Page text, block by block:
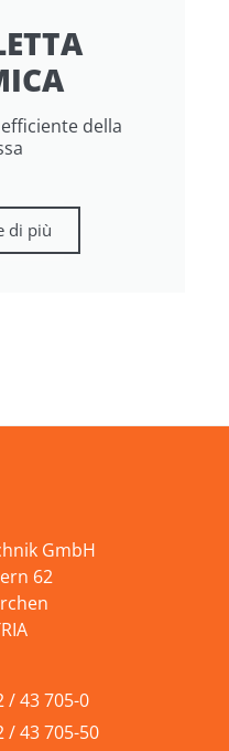
della
di più
GmbH
62
/ 43 705-0
/ 43 705-50